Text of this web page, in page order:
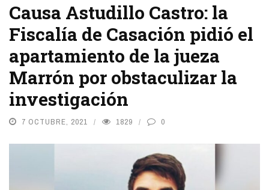
Causa Astudillo Castro: la
Fiscalía de Casación pidió el
apartamiento de la jueza
Marrón por obstaculizar la
investigación
7 OCTUBRE, 2021 1829 0